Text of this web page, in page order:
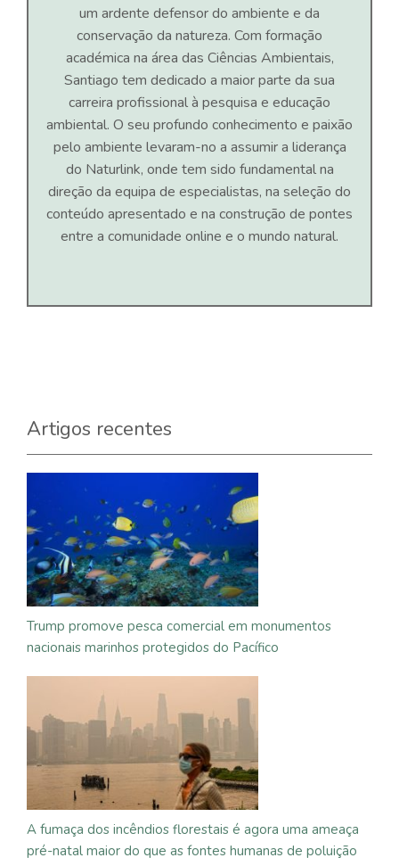
um ardente defensor do ambiente e da
conservação da natureza. Com formação
académica na área das Ciências Ambientais,
Santiago tem dedicado a maior parte da sua
carreira profissional à pesquisa e educação
ambiental. O seu profundo conhecimento e paixão
pelo ambiente levaram-no a assumir a liderança
do Naturlink, onde tem sido fundamental na
direção da equipa de especialistas, na seleção do
conteúdo apresentado e na construção de pontes
entre a comunidade online e o mundo natural.
Artigos recentes
Trump promove pesca comercial em monumentos
nacionais marinhos protegidos do Pacífico
A fumaça dos incêndios florestais é agora uma ameaça
pré-natal maior do que as fontes humanas de poluição